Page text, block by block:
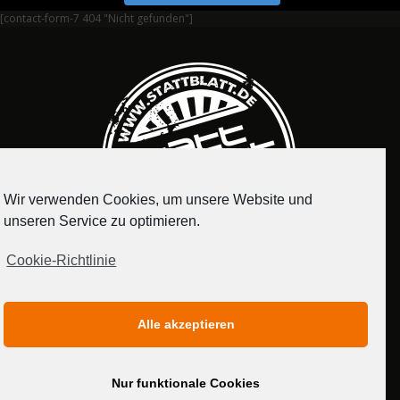
[contact-form-7 404 "Nicht gefunden"]
MEDIADATEN
Wir verwenden Cookies, um unsere Website und
unseren Service zu optimieren.
Cookie-Richtlinie
Alle akzeptieren
Nur funktionale Cookies